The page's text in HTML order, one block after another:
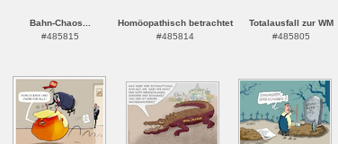
Bahn-Chaos...
#485815
Homöopathisch betrachtet
#485814
Totalausfall zur WM
#485805